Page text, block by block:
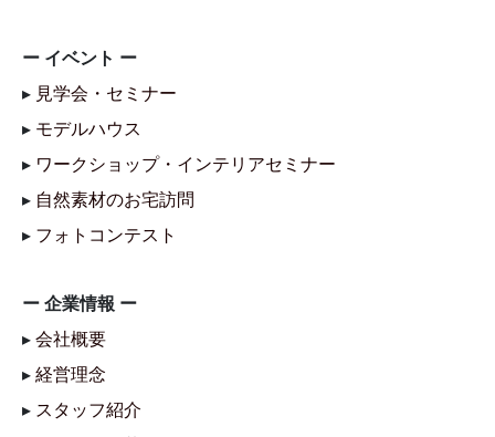
ー イベント ー
▸ 見学会・セミナー
▸ モデルハウス
▸ ワークショップ・インテリアセミナー
▸ 自然素材のお宅訪問
▸ フォトコンテスト
ー 企業情報 ー
▸ 会社概要
▸ 経営理念
▸ スタッフ紹介